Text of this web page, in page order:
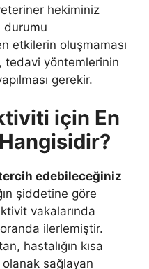
hekiminiz
durumu
etkilerin oluşmaması
tedavi yöntemlerinin
gerekir.
için En
edebileceğiniz
şiddetine göre
vakalarında
ilerlemiştir.
hastalığın kısa
sağlayan